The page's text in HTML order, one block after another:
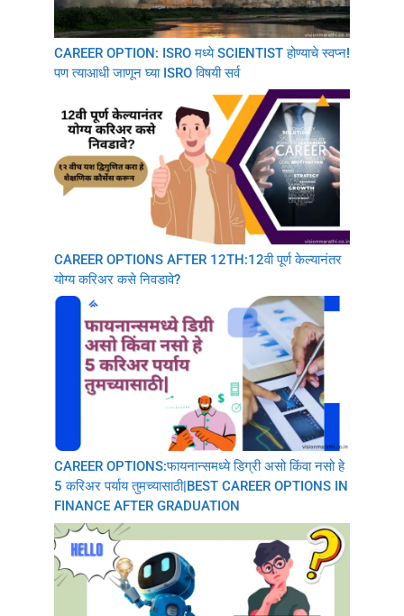
CAREER OPTION: ISRO मध्ये SCIENTIST होण्याचे स्वप्न!
पण त्याआधी जाणून घ्या ISRO विषयी सर्व
CAREER OPTIONS AFTER 12TH:12वी पूर्ण केल्यानंतर
योग्य करिअर कसे निवडावे?
CAREER OPTIONS:फायनान्समध्ये डिग्री असो किंवा नसो हे
5 करिअर पर्याय तुमच्यासाठी|BEST CAREER OPTIONS IN
FINANCE AFTER GRADUATION